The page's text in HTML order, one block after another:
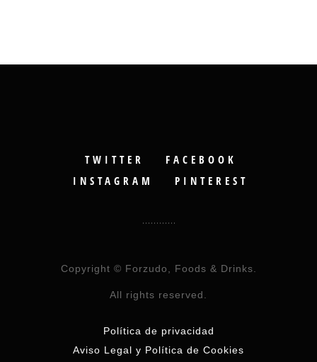
TWITTER
FACEBOOK
INSTAGRAM
PINTEREST
Copyright © Forzudo, Foods & Drinks.
All rights reserved.
Política de privacidad
Aviso Legal y Política de Cookies